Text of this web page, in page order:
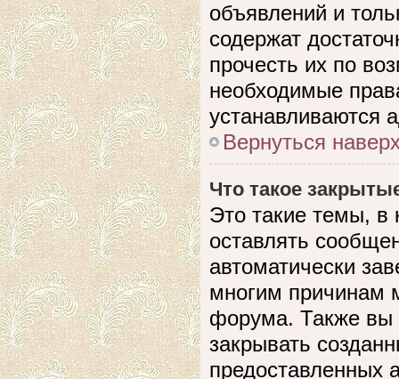
объявлений и
содержат
прочесть их по
необходимые
устанавливаются
Вернуться
Что такое
Это такие темы, в
оставлять
автоматически
многим причинам
форума. Также вы
закрывать
предоставленных